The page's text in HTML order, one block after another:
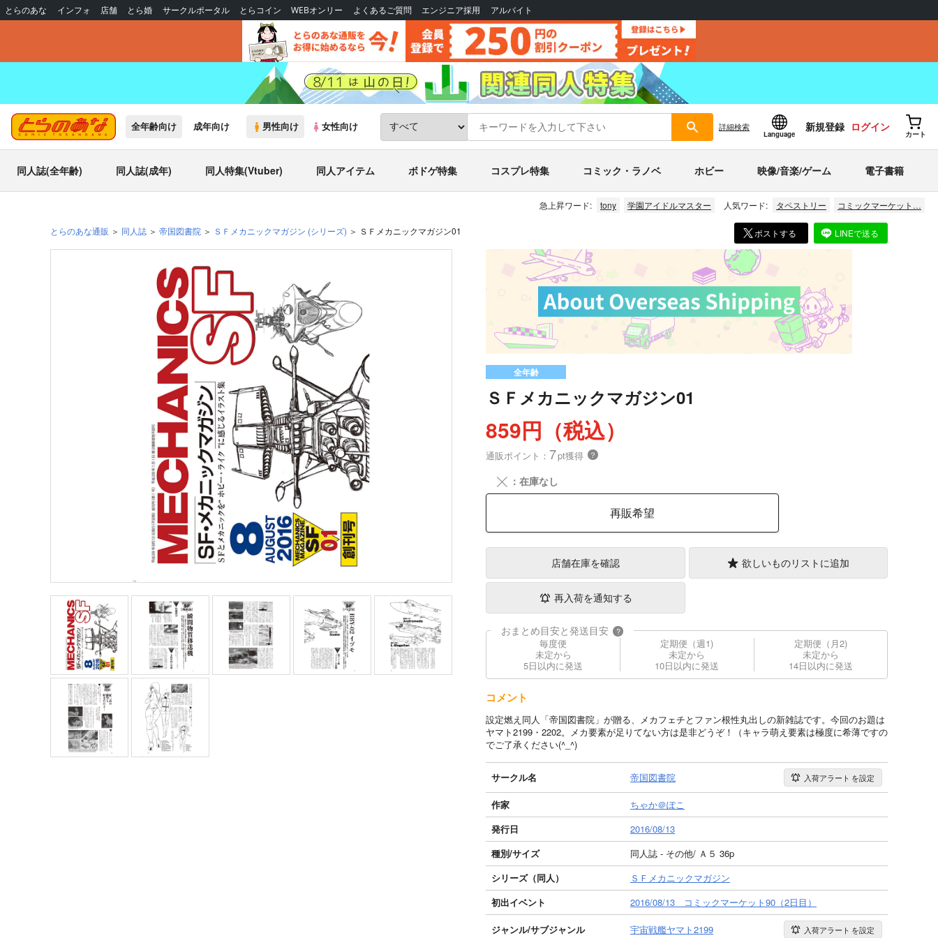
とらのあな インフォ 店舗 とら婚 サークルポータル とらコイン WEBオンリー よくあるご質問 エンジニア採用 アルバイト
全年齢向け 成年向け 男性向け 女性向け 詳細検索
Language
新規登録 ログイン
カート
同人誌(全年齢) 同人誌(成年) 同人特集(Vtuber) 同人アイテム ボドゲ特集 コスプレ特集 コミック・ラノベ ホビー 映像/音楽/ゲーム 電子書籍
急上昇ワード: tony 学園アイドルマスター 人気ワード: タペストリー コミックマーケット…
とらのあな通販 同人誌 帝国図書院 ＳＦメカニックマガジン (シリーズ) ＳＦメカニックマガジン01 ポストする LINEで送る
全年齢
ＳＦメカニックマガジン01
859円（税込）
通販ポイント： 7pt獲得 ？
╳ ：在庫なし
再販希望
店舗在庫を確認 欲しいものリストに追加
再入荷を通知する
おまとめ目安と発送目安 ?
毎度便
未定から
5日以内に発送
定期便（週1)
未定から
10日以内に発送
定期便（月2)
未定から
14日以内に発送
コメント
設定燃え同人「帝国図書院」が贈る、メカフェチとファン根性丸出しの新雑誌です。今回のお題は
ヤマト2199・2202。メカ要素が足りてない方は是非どうぞ！（キャラ萌え要素は極度に希薄ですの
でご了承ください(^_^)
サークル名 帝国図書院 入荷アラート を設定
作家
ちゃか＠ぽこ
発行日
2016/08/13
種別/サイズ
同人誌 - その他/ Ａ５ 36p
シリーズ（同人）
ＳＦメカニックマガジン
初出イベント
2016/08/13 コミックマーケット90（2日目）
ジャンル/サブジャンル 宇宙戦艦ヤマト2199 入荷アラート を設定